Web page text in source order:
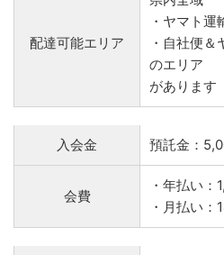
配達可能エリア
・ヤマト
・自社便
のエリア
があります
入会金 預託金：
会費
・年払い：
・月払い：